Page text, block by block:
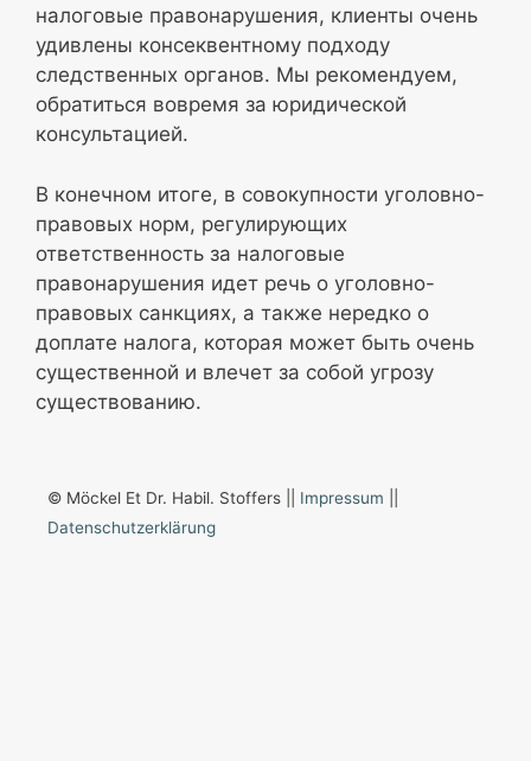
налоговые правонарушения, клиенты очень
удивлены консеквентному подходу
следственных органов. Мы рекомендуем,
обратиться вовремя за юридической
консультацией.
В конечном итоге, в совокупности уголовно-
правовых норм, регулирующих
ответственность за налоговые
правонарушения идет речь о уголовно-
правовых санкциях, а также нередко о
доплате налога, которая может быть очень
существенной и влечет за собой угрозу
существованию.
© Möckel Et Dr. Habil. Stoffers || Impressum
Datenschutzerklärung